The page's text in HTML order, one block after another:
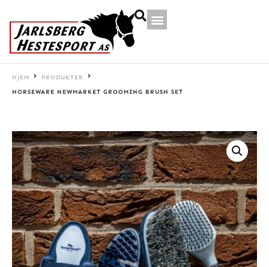
HJEM
PRODUKTER
HORSEWARE NEWMARKET GROOMING BRUSH SET